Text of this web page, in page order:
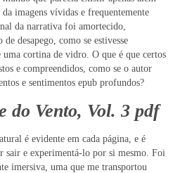
imagens vívidas e frequentemente
da narrativa foi amortecido,
desapego, como se estivesse
uma cortina de vidro. O que é que certos
e compreendidos, como se o autor
e sentimentos epub profundos?
do Vento, Vol. 3 pdf
é evidente em cada página, e é
sair e experimentá-lo por si mesmo. Foi
imersiva, uma que me transportou